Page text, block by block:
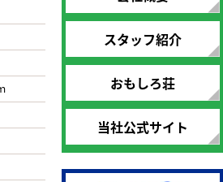
スタッフ紹介
おもしろ荘
当社公式サイト